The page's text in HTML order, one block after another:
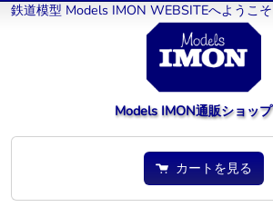
鉄道模型 Models IMON WEBSITEへようこそ
Models IMON通販ショップ
カートを見る